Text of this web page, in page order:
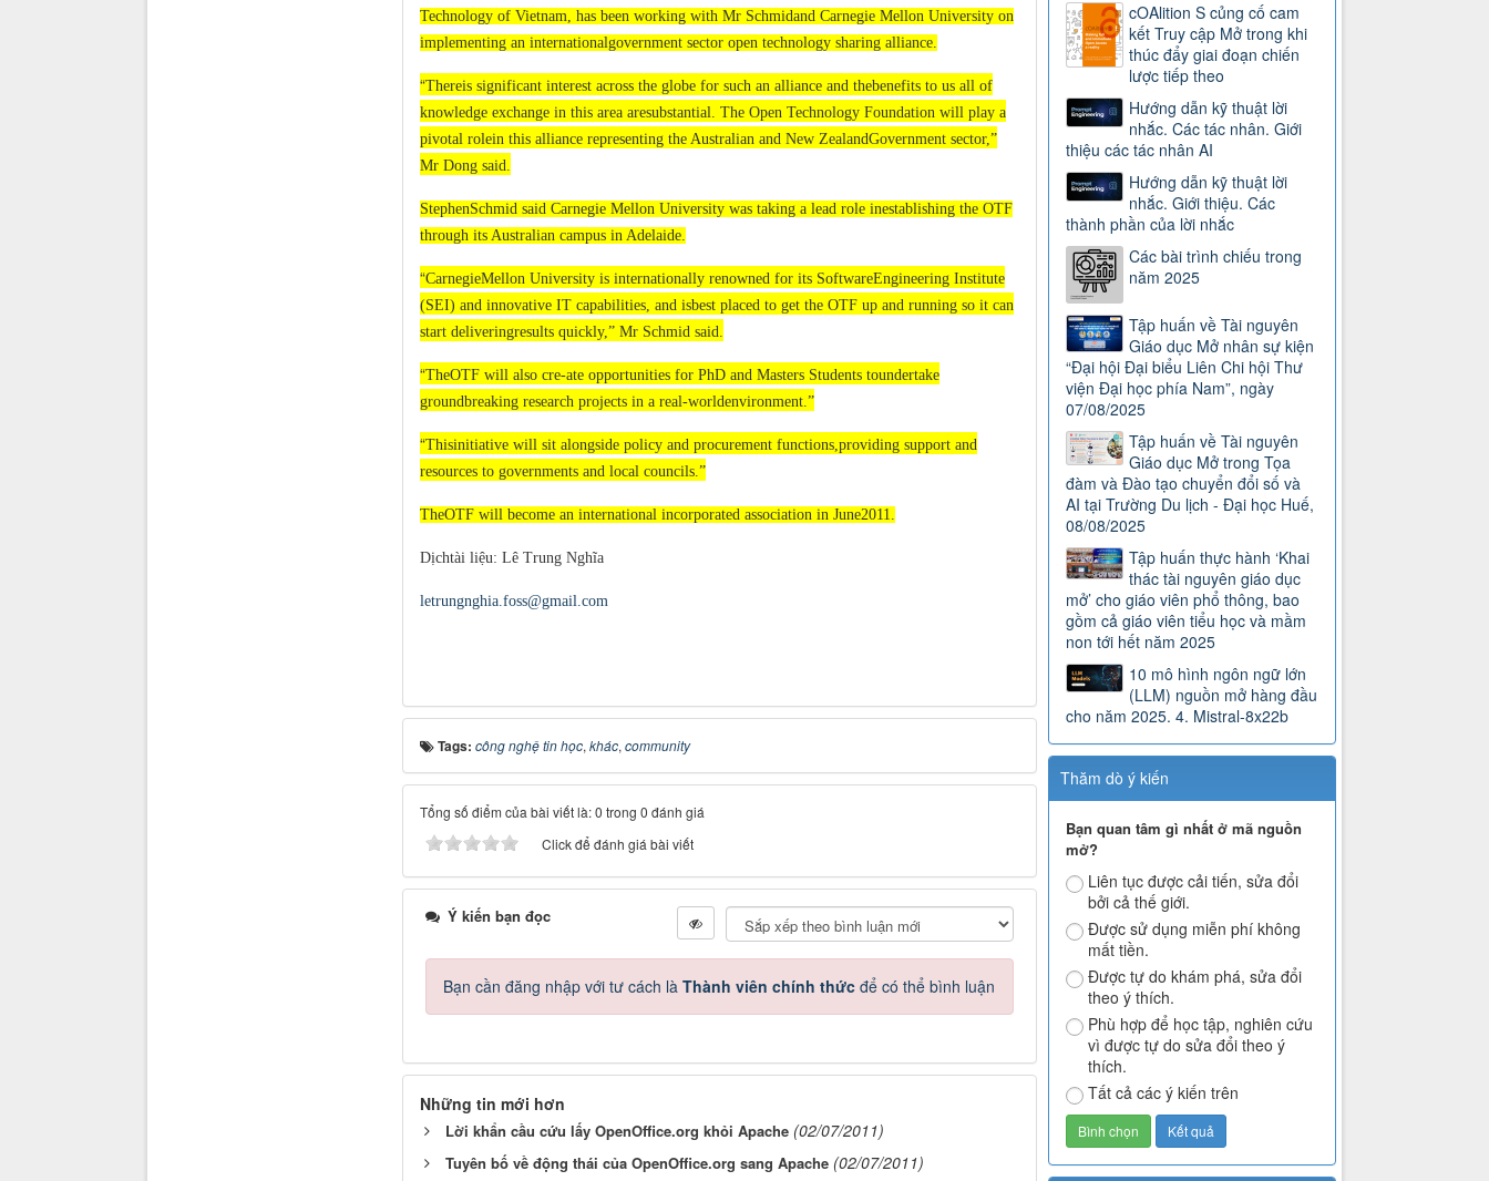
Technology of Vietnam, has been working with Mr Schmidand Carnegie Mellon University on
implementing an internationalgovernment sector open technology sharing alliance.
“Thereis significant interest across the globe for such an alliance and thebenefits to us all of
knowledge exchange in this area aresubstantial. The Open Technology Foundation will play a
pivotal rolein this alliance representing the Australian and New ZealandGovernment sector,”
Mr Dong said.
StephenSchmid said Carnegie Mellon University was taking a lead role inestablishing the OTF
through its Australian campus in Adelaide.
“CarnegieMellon University is internationally renowned for its SoftwareEngineering Institute
(SEI) and innovative IT capabilities, and isbest placed to get the OTF up and running so it can
start deliveringresults quickly,” Mr Schmid said.
“TheOTF will also cre-ate opportunities for PhD and Masters Students toundertake
groundbreaking research projects in a real-worldenvironment.”
“Thisinitiative will sit alongside policy and procurement functions,providing support and
resources to governments and local councils.”
TheOTF will become an international incorporated association in June2011.
Dịchtài liệu: Lê Trung Nghĩa
letrungnghia.foss@gmail.com
Tags: công nghệ tin học, khác, community
Tổng số điểm của bài viết là: 0 trong 0 đánh giá
Click để đánh giá bài viết
Ý kiến bạn đọc
Bạn cần đăng nhập với tư cách là Thành viên chính thứcđể có thể bình luận
Những tin mới hơn
Lời khẩn cầu cứu lấy OpenOffice.org khỏi Apache (02/07/2011)
Tuyên bố về động thái của OpenOffice.org sang Apache (02/07/2011)
cOAlition S củng cố cam
kết Truy cập Mở trong khi
thúc đẩy giai đoạn chiến
lược tiếp theo
Hướng dẫn kỹ thuật lời
nhắc. Các tác nhân. Giới
thiệu các tác nhân AI
Hướng dẫn kỹ thuật lời
nhắc. Giới thiệu. Các
thành phần của lời nhắc
Các bài trình chiếu trong
năm 2025
Tập huấn về Tài nguyên
Giáo dục Mở nhân sự kiện
“Đại hội Đại biểu Liên Chi hội Thư
viện Đại học phía Nam”, ngày
07/08/2025
Tập huấn về Tài nguyên
Giáo dục Mở trong Tọa
đàm và Đào tạo chuyển đổi số và
AI tại Trường Du lịch - Đại học Huế,
08/08/2025
Tập huấn thực hành ‘Khai
thác tài nguyên giáo dục
mở’ cho giáo viên phổ thông, bao
gồm cả giáo viên tiểu học và mầm
non tới hết năm 2025
10 mô hình ngôn ngữ lớn
(LLM) nguồn mở hàng đầu
cho năm 2025. 4. Mistral-8x22b
Thăm dò ý kiến
Bạn quan tâm gì nhất ở mã nguồn
mở?
Liên tục được cải tiến, sửa đổi
bởi cả thế giới.
Được sử dụng miễn phí không
mất tiền.
Được tự do khám phá, sửa đổi
theo ý thích.
Phù hợp để học tập, nghiên cứu
vì được tự do sửa đổi theo ý
thích.
Tất cả các ý kiến trên